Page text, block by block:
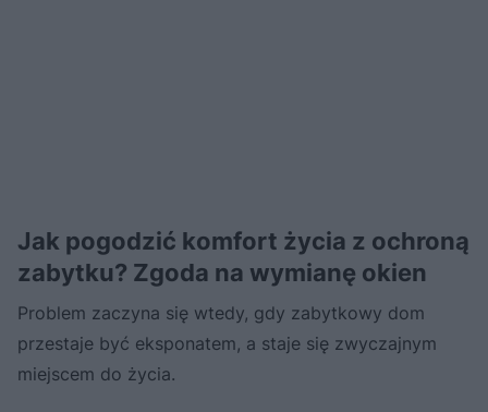
Jak pogodzić komfort życia z ochroną
zabytku? Zgoda na wymianę okien
Problem zaczyna się wtedy, gdy zabytkowy dom
przestaje być eksponatem, a staje się zwyczajnym
miejscem do życia.